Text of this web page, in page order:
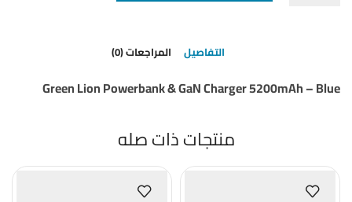
التفاصيل المراجعات (0)
Green Lion Powerbank & GaN Charger 5200mAh – Blue
منتجات ذات صله